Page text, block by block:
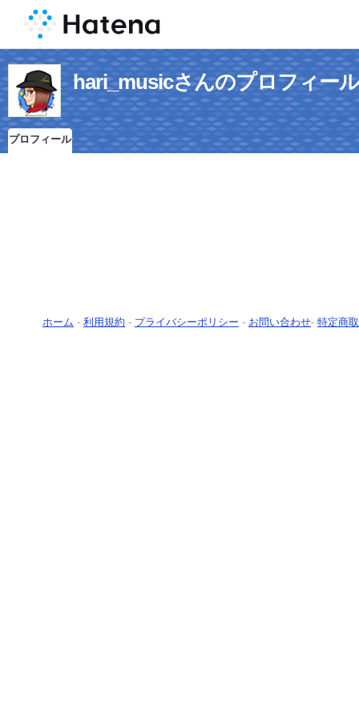
hari_musicさんのプロフィール
プロフィール
ホーム - 利用規約 - プライバシーポリシー - お問い合わせ- 特定商